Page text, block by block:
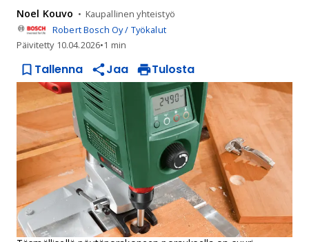
Noel Kouvo
Kaupallinen yhteistyö
Robert Bosch Oy / Työkalut
Päivitetty 10.04.2026•1 min
Tallenna Jaa Tulosta